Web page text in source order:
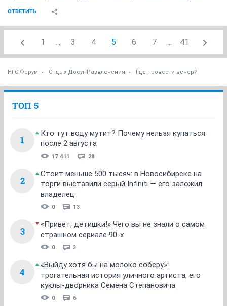
ОТВЕТИТЬ
1 ... 3 4 5 6 7 ... 41
НГС.Форум Отдых Досуг Развлечения Где провести вечер?
ТОП 5
1
Кто тут воду мутит? Почему нельзя купаться
после 2 августа
17 411 28
2
Стоит меньше 500 тысяч: в Новосибирске на
торги выставили серый Infiniti — его заложил
владелец
0 13
3
«Привет, детишки!» Чего вы не знали о самом
страшном сериале 90-х
0 3
4
«Выйду хотя бы на молоко соберу»:
трогательная история уличного артиста, его
куклы-дворника Семена Степановича
0 6